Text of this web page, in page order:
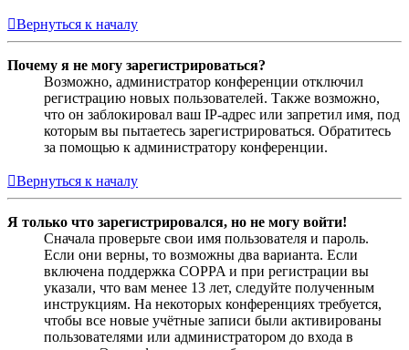
Вернуться к началу
Почему я не могу зарегистрироваться?
Возможно, администратор конференции отключил
регистрацию новых пользователей. Также возможно,
что он заблокировал ваш IP-адрес или запретил имя, под
которым вы пытаетесь зарегистрироваться. Обратитесь
за помощью к администратору конференции.
Вернуться к началу
Я только что зарегистрировался, но не могу войти!
Сначала проверьте свои имя пользователя и пароль.
Если они верны, то возможны два варианта. Если
включена поддержка COPPA и при регистрации вы
указали, что вам менее 13 лет, следуйте полученным
инструкциям. На некоторых конференциях требуется,
чтобы все новые учётные записи были активированы
пользователями или администратором до входа в